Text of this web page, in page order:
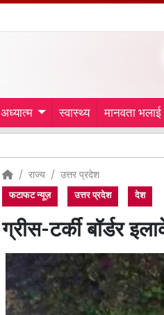
अध्यात्म स्वास्थ्य मानवता भलाई
राज्य उत्तर प्रदेश
फटाफट न्यूज़ उत्तर प्रदेश देश
ग्रीस-टर्की बॉर्डर